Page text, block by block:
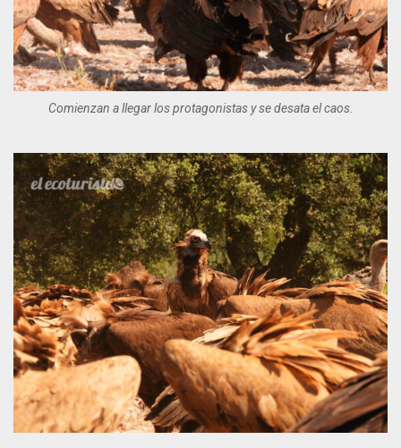
Comienzan a llegar los protagonistas y se desata el caos.